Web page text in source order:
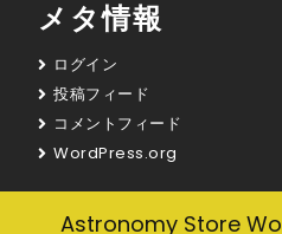
メタ情報
ログイン
投稿フィード
コメントフィード
WordPress.org
Astronomy Store